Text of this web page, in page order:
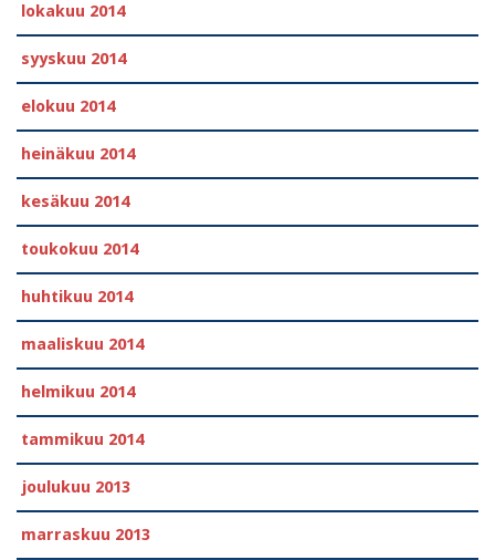
lokakuu 2014
syyskuu 2014
elokuu 2014
heinäkuu 2014
kesäkuu 2014
toukokuu 2014
huhtikuu 2014
maaliskuu 2014
helmikuu 2014
tammikuu 2014
joulukuu 2013
marraskuu 2013